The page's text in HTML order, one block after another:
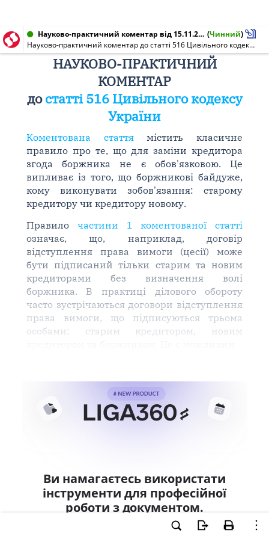
Науково-практичний коментар від 15.11.2007 (Чинний)
Науково-практичний коментар до статті 516 Цивільного кодексу України
НАУКОВО-ПРАКТИЧНИЙ
КОМЕНТАР
достатті 516 Цивільного кодексу
України
Коментована статтямістить класичне
правило про те, що для заміни кредитора
згода боржника не є обов'язковою. Це
випливає із того, що боржникові байдуже,
кому виконувати зобов'язання: старому
кредитору чи кредитору новому.
Правило частини 1 коментованої статті
означає, що, наприклад, договір
відступлення права вимоги (цесії) може
бути підписаний тільки старим та новим
кредиторами без визначення волі
боржника. В практиці ділового обороту
часто зустрічаються договори відступлення
права вимоги, що підписуються трьома
особами: старим кредитором, новим
Ви намагаєтесь використати
інструменти для професійної
роботи з документом.
Ці можливості доступні тільки користувачам